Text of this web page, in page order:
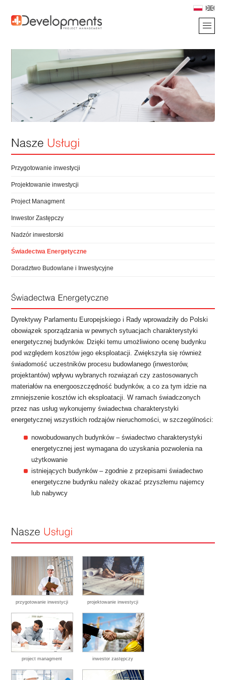
Przygotowanie inwestycji
Projektowanie inwestycji
Project Managment
Inwestor Zastępczy
Nadzór inwestorski
Świadectwa Energetyczne
Doradztwo Budowlane i Inwestycyjne
Dyrektywy Parlamentu Europejskiego i Rady wprowadziły do Polski
obowiązek sporządzania w pewnych sytuacjach charakterystyki
energetycznej budynków. Dzięki temu umożliwiono ocenę budynku
pod względem kosztów jego eksploatacji. Zwiększyła się również
świadomość uczestników procesu budowlanego (inwestorów,
projektantów) wpływu wybranych rozwiązań czy zastosowanych
materiałów na energooszczędność budynków, a co za tym idzie na
zmniejszenie kosztów ich eksploatacji. W ramach świadczonych
przez nas usług wykonujemy świadectwa charakterystyki
energetycznej wszystkich rodzajów nieruchomości, w szczególności:
nowobudowanych budynków – świadectwo charakterystyki
energetycznej jest wymagana do uzyskania pozwolenia na
użytkowanie
istniejących budynków – zgodnie z przepisami świadectwo
energetyczne budynku należy okazać przyszłemu najemcy
lub nabywcy
przygotowanie inwestycji projektowanie inwestycji
project managment inwestor zastępczy